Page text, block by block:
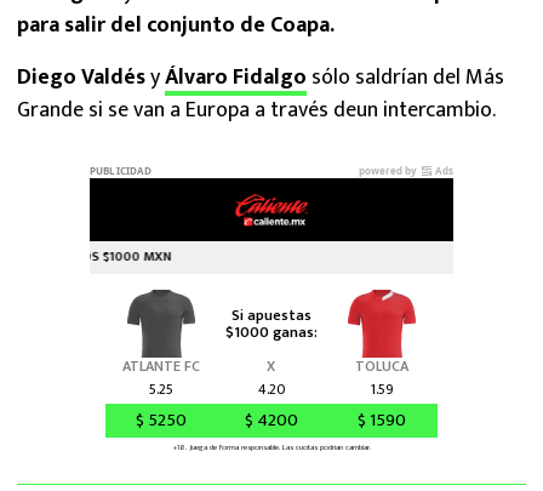
para salir del conjunto de Coapa.
Diego ValdésyÁlvaro Fidalgo sólo saldrían del Más
Grande si se van a Europa a través deun intercambio.